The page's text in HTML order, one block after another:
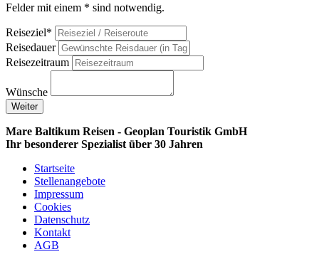
Felder mit einem * sind notwendig.
Reiseziel*
Reisedauer
Reisezeitraum
Wünsche
Weiter
Mare Baltikum Reisen - Geoplan Touristik GmbH
Ihr besonderer Spezialist über 30 Jahren
Startseite
Stellenangebote
Impressum
Cookies
Datenschutz
Kontakt
AGB